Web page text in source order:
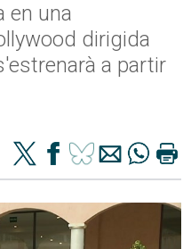
en una
dirigida
a partir